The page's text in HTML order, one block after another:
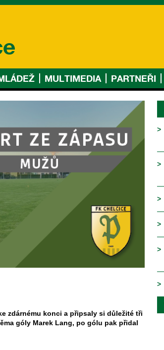
MULTIMEDIA PARTNEŘI
zdárnému konci a připsaly si důležité tři
góly Marek Lang, po gólu pak přidal